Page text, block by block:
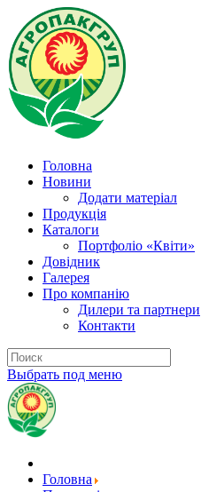
Головна
Новини
Додати матеріал
Продукція
Каталоги
Портфоліо «Квіти»
Довідник
Галерея
Про компанію
Дилери та партнери
Контакти
Выбрать под меню
Головна